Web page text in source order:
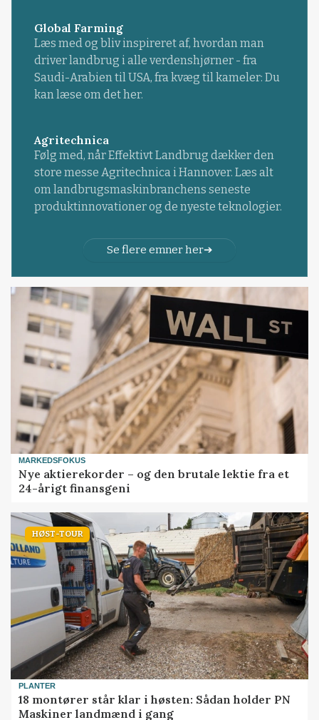
Global Farming
Læs med og bliv inspireret af, hvordan man
driver landbrug i alle verdenshjørner - fra
Saudi-Arabien til USA, fra kvæg til kameler: Du
kan læse om det her.
Agritechnica
Følg med, når Effektivt Landbrug dækker den
store messe Agritechnica i Hannover. Læs alt
om landbrugsmaskinbranchens seneste
produktinnovationer og de nyeste teknologier.
Se flere emner her
MARKEDSFOKUS
Nye aktierekorder – og den brutale lektie fra et
24-årigt finansgeni
HØST-TOUR
PLANTER
18 montører står klar i høsten: Sådan holder PN
Maskiner landmænd i gang